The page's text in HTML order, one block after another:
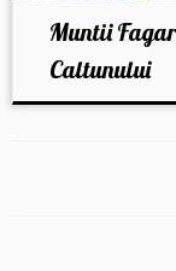
Muntii
Caltunului